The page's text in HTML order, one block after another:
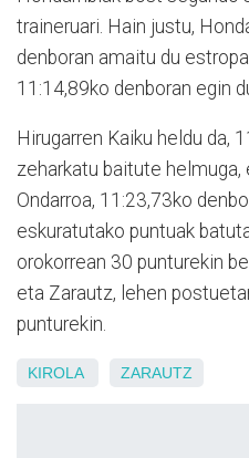
traineruari. Hain justu,
denboran amaitu du
11:14,89ko denboran egin
Hirugarren Kaiku heldu da,
zeharkatu baitute helmuga,
Ondarroa, 11:23,73ko
eskuratutako puntuak
orokorrean 30 punturekin
eta Zarautz, lehen
punturekin.
KIROLA ZARAUTZ